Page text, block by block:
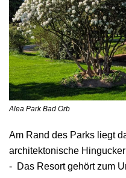
Alea Park Bad Orb
Am Rand des Parks liegt
architektonische
- Das Resort gehört zum